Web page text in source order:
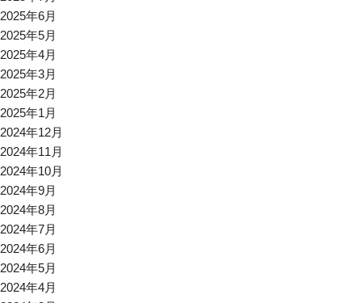
2025年6月
2025年5月
2025年4月
2025年3月
2025年2月
2025年1月
2024年12月
2024年11月
2024年10月
2024年9月
2024年8月
2024年7月
2024年6月
2024年5月
2024年4月